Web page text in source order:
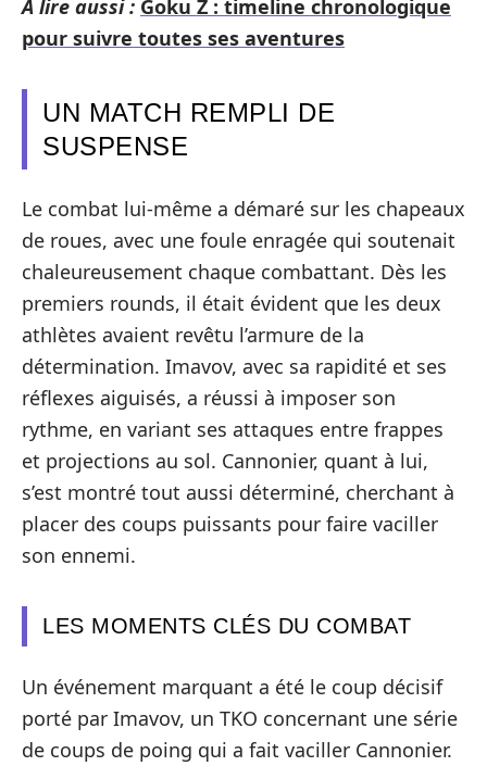
A lire aussi : Goku Z : timeline chronologique
pour suivre toutes ses aventures
UN MATCH REMPLI DE
SUSPENSE
Le combat lui-même a démaré sur les chapeaux
de roues, avec une foule enragée qui soutenait
chaleureusement chaque combattant. Dès les
premiers rounds, il était évident que les deux
athlètes avaient revêtu l’armure de la
détermination. Imavov, avec sa rapidité et ses
réflexes aiguisés, a réussi à imposer son
rythme, en variant ses attaques entre frappes
et projections au sol. Cannonier, quant à lui,
s’est montré tout aussi déterminé, cherchant à
placer des coups puissants pour faire vaciller
son ennemi.
LES MOMENTS CLÉS DU COMBAT
Un événement marquant a été le coup décisif
porté par Imavov, un TKO concernant une série
de coups de poing qui a fait vaciller Cannonier.